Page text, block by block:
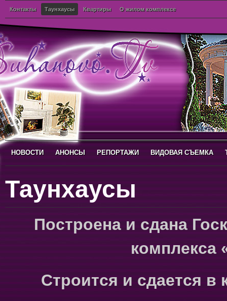
Контакты Таунхаусы Квартиры О жилом комплексе
НОВОСТИ АНОНСЫ РЕПОРТАЖИ ВИДОВАЯ СЪЕМКА
Таунхаусы
Построена и сдана
комплекса
Строится и сдается в